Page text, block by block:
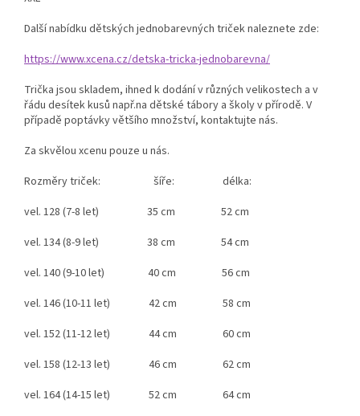
Další nabídku dětských jednobarevných triček naleznete zde:
https://www.xcena.cz/detska-tricka-jednobarevna/
Trička jsou skladem, ihned k dodání v různých velikostech a v
řádu desítek kusů např.na dětské tábory a školy v přírodě. V
případě poptávky většího množství, kontaktujte nás.
Za skvělou xcenu pouze u nás.
Rozměry triček: šíře: délka:
vel. 128 (7-8 let) 35 cm 52 cm
vel. 134 (8-9 let) 38 cm 54 cm
vel. 140 (9-10 let) 40 cm 56 cm
vel. 146 (10-11 let) 42 cm 58 cm
vel. 152 (11-12 let) 44 cm 60 cm
vel. 158 (12-13 let) 46 cm 62 cm
vel. 164 (14-15 let) 52 cm 64 cm